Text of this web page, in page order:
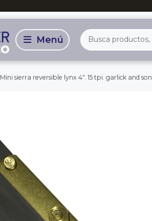
Mini sierra reversible lynx 4". 15 tpi. garlick and son